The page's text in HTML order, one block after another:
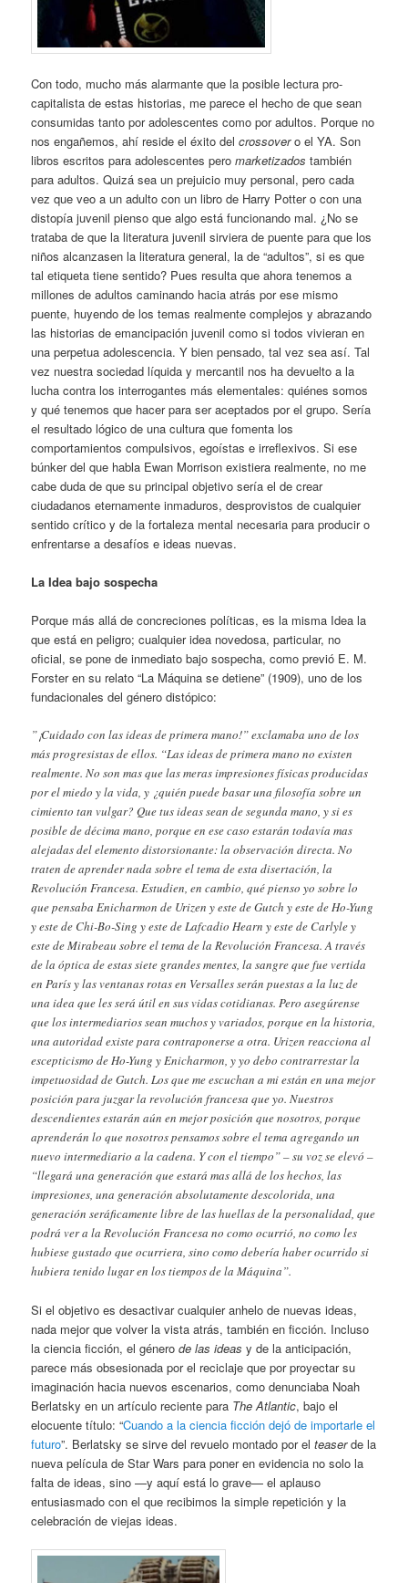
Con todo, mucho más alarmante que la posible lectura pro-
capitalista de estas historias, me parece el hecho de que sean
consumidas tanto por adolescentes como por adultos. Porque no
nos engañemos, ahí reside el éxito delcrossovero el YA. Son
libros escritos para adolescentes peromarketizados también
para adultos. Quizá sea un prejuicio muy personal, pero cada
vez que veo a un adulto con un libro de Harry Potter o con una
distopía juvenil pienso que algo está funcionando mal. ¿No se
trataba de que la literatura juvenil sirviera de puente para que los
niños alcanzasen la literatura general, la de “adultos”, si es que
tal etiqueta tiene sentido? Pues resulta que ahora tenemos a
millones de adultos caminando hacia atrás por ese mismo
puente, huyendo de los temas realmente complejos y abrazando
las historias de emancipación juvenil como si todos vivieran en
una perpetua adolescencia. Y bien pensado, tal vez sea así. Tal
vez nuestra sociedad líquida y mercantil nos ha devuelto a la
lucha contra los interrogantes más elementales: quiénes somos
y qué tenemos que hacer para ser aceptados por el grupo. Sería
el resultado lógico de una cultura que fomenta los
comportamientos compulsivos, egoístas e irreflexivos. Si ese
búnker del que habla Ewan Morrison existiera realmente, no me
cabe duda de que su principal objetivo sería el de crear
ciudadanos eternamente inmaduros, desprovistos de cualquier
sentido crítico y de la fortaleza mental necesaria para producir o
enfrentarse a desafíos e ideas nuevas.
La Idea bajo sospecha
Porque más allá de concreciones políticas, es la misma Idea la
que está en peligro; cualquier idea novedosa, particular, no
oficial, se pone de inmediato bajo sospecha, como previó E. M.
Forster en su relato “La Máquina se detiene” (1909), uno de los
fundacionales del género distópico:
”¡Cuidado con las ideas de primera mano!” exclamaba uno de los
más progresistas de ellos. “Las ideas de primera mano no existen
realmente. No son mas que las meras impresiones físicas producidas
por el miedo y la vida, y ¿quién puede basar una filosofía sobre un
cimiento tan vulgar? Que tus ideas sean de segunda mano, y si es
posible de décima mano, porque en ese caso estarán todavía mas
alejadas del elemento distorsionante: la observación directa. No
traten de aprender nada sobre el tema de esta disertación, la
Revolución Francesa. Estudien, en cambio, qué pienso yo sobre lo
que pensaba Enicharmon de Urizen y este de Gutch y este de Ho-Yung
y este de Chi-Bo-Sing y este de Lafcadio Hearn y este de Carlyle y
este de Mirabeau sobre el tema de la Revolución Francesa. A través
de la óptica de estas siete grandes mentes, la sangre que fue vertida
en París y las ventanas rotas en Versalles serán puestas a la luz de
una idea que les será útil en sus vidas cotidianas. Pero asegúrense
que los intermediarios sean muchos y variados, porque en la historia,
una autoridad existe para contraponerse a otra. Urizen reacciona al
escepticismo de Ho-Yung y Enicharmon, y yo debo contrarrestar la
impetuosidad de Gutch. Los que me escuchan a mi están en una mejor
posición para juzgar la revolución francesa que yo. Nuestros
descendientes estarán aún en mejor posición que nosotros, porque
aprenderán lo que nosotros pensamos sobre el tema agregando un
nuevo intermediario a la cadena. Y con el tiempo” – su voz se elevó –
“llegará una generación que estará mas allá de los hechos, las
impresiones, una generación absolutamente descolorida, una
generación seráficamente libre de las huellas de la personalidad, que
podrá ver a la Revolución Francesa no como ocurrió, no como les
hubiese gustado que ocurriera, sino como debería haber ocurrido si
hubiera tenido lugar en los tiempos de la Máquina”.
Si el objetivo es desactivar cualquier anhelo de nuevas ideas,
nada mejor que volver la vista atrás, también en ficción. Incluso
la ciencia ficción, el génerode las ideas y de la anticipación,
parece más obsesionada por el reciclaje que por proyectar su
imaginación hacia nuevos escenarios, como denunciaba Noah
Berlatsky en un artículo reciente para The Atlantic, bajo el
elocuente título: “Cuando a la ciencia ficción dejó de importarle el
futuro”. Berlatsky se sirve del revuelo montado por elteaserde la
nueva película de Star Wars para poner en evidencia no solo la
falta de ideas, sino —y aquí está lo grave— el aplauso
entusiasmado con el que recibimos la simple repetición y la
celebración de viejas ideas.